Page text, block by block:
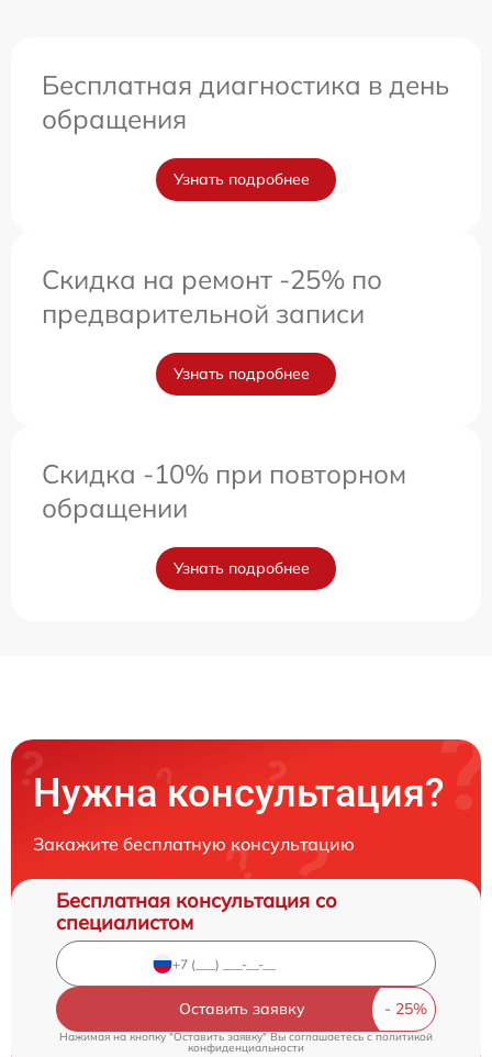
Бесплатная диагностика в день
обращения
Узнать подробнее
Скидка на ремонт -25% по
предварительной записи
Узнать подробнее
Скидка -10% при повторном
обращении
Узнать подробнее
Нужна консультация?
Закажите бесплатную консультацию
Бесплатная консультация со
специалистом
Оставить заявку
Нажимая на кнопку "Оставить заявку" Вы соглашаетесь cполитикой
конфиденциальности